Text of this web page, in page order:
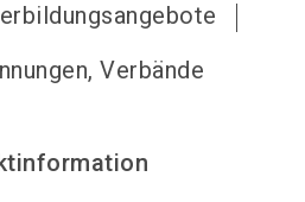
Verbände